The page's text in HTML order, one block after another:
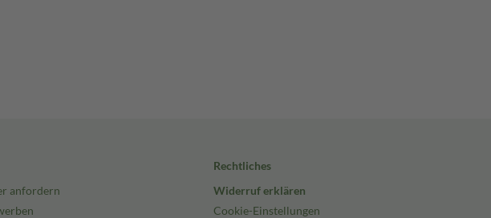
anfordern
Rechtliches
Widerruf erklären
Cookie-Einstellungen